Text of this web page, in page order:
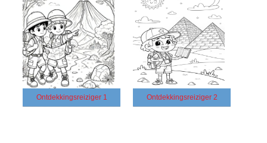
Ontdekkingsreiziger 1 Ontdekkingsreiziger 2